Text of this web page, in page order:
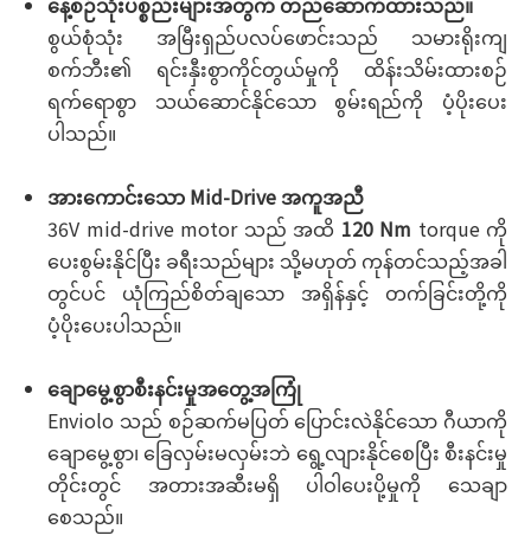
စွယ်စုံသုံး အမြီးရှည်ပလပ်ဖောင်းသည် သမားရိုးကျ
စက်ဘီး၏ ရင်းနှီးစွာကိုင်တွယ်မှုကို ထိန်းသိမ်းထားစဉ်
ရက်ရောစွာ သယ်ဆောင်နိုင်သော စွမ်းရည်ကို ပံ့ပိုးပေး
ပါသည်။
အားကောင်းသော Mid-Drive အကူအညီ
36V mid-drive motor သည် အထိ 120 Nm torque ကို
ပေးစွမ်းနိုင်ပြီး ခရီးသည်များ သို့မဟုတ် ကုန်တင်သည့်အခါ
တွင်ပင် ယုံကြည်စိတ်ချသော အရှိန်နှင့် တက်ခြင်းတို့ကို
ပံ့ပိုးပေးပါသည်။
ချောမွေ့စွာစီးနင်းမှုအတွေ့အကြုံ
Enviolo သည် စဉ်ဆက်မပြတ် ပြောင်းလဲနိုင်သော ဂီယာကို
ချောမွေ့စွာ၊ ခြေလှမ်းမလှမ်းဘဲ ရွေ့လျားနိုင်စေပြီး စီးနင်းမှု
တိုင်းတွင် အတားအဆီးမရှိ ပါဝါပေးပို့မှုကို သေချာ
စေသည်။